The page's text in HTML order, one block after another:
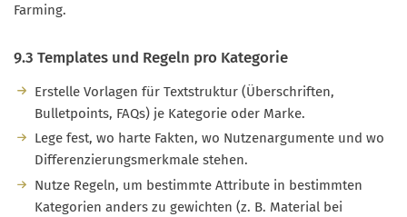
Farming.
9.3 Templates und Regeln pro Kategorie
Erstelle Vorlagen für Textstruktur (Überschriften,
Bulletpoints, FAQs) je Kategorie oder Marke.
Lege fest, wo harte Fakten, wo Nutzenargumente und wo
Differenzierungsmerkmale stehen.
Nutze Regeln, um bestimmte Attribute in bestimmten
Kategorien anders zu gewichten (z. B. Material bei